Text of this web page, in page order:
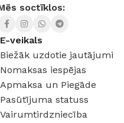
soctīklos:
E-veikals
Biežāk uzdotie jautājumi
Nomaksas iespējas
Apmaksa un Piegāde
Pasūtījuma statuss
Vairumtirdzniecība